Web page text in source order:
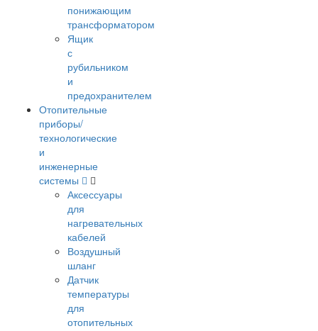
понижающим
трансформатором
Ящик
с
рубильником
и
предохранителем
Отопительные
приборы/
технологические
и
инженерные
системы
Аксессуары
для
нагревательных
кабелей
Воздушный
шланг
Датчик
температуры
для
отопительных